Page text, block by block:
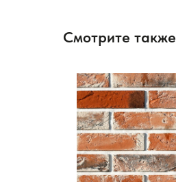
Смотрите также